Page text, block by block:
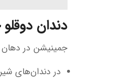
دندان
جمینیشن در دهان
در دندان‌های